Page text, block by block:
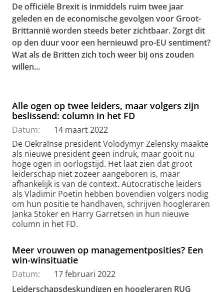
De officiële Brexit is inmiddels ruim twee jaar
geleden en de economische gevolgen voor Groot-
Brittannië worden steeds beter zichtbaar. Zorgt dit
op den duur voor een hernieuwd pro-EU sentiment?
Wat als de Britten zich toch weer bij ons zouden
willen...
Alle ogen op twee leiders, maar volgers zijn
beslissend: column in het FD
Datum:
14 maart 2022
De Oekraïnse president Volodymyr Zelensky maakte
als nieuwe president geen indruk, maar gooit nu
hoge ogen in oorlogstijd. Het laat zien dat groot
leiderschap niet zozeer aangeboren is, maar
afhankelijk is van de context. Autocratische leiders
als Vladimir Poetin hebben bovendien volgers nodig
om hun positie te handhaven, schrijven hoogleraren
Janka Stoker en Harry Garretsen in hun nieuwe
column in het FD.
Meer vrouwen op managementposities? Een
win-winsituatie
Datum:
17 februari 2022
Leiderschapsdeskundigen en hoogleraren RUG